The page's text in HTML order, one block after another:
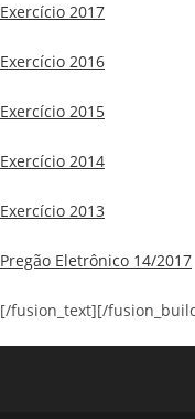
Exercício 2017
Exercício 2016
Exercício 2015
Exercício 2014
Exercício 2013
Pregão Eletrônico 14/2017
[/fusion_text][/